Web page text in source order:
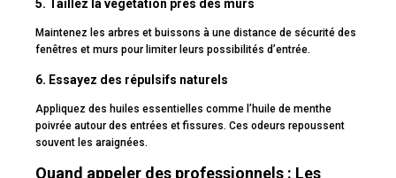
5. Taillez la végétation près des murs
Maintenez les arbres et buissons à une distance de sécurité des
fenêtres et murs pour limiter leurs possibilités d’entrée.
6. Essayez des répulsifs naturels
Appliquez des huiles essentielles comme l’huile de menthe
poivrée autour des entrées et fissures. Ces odeurs repoussent
souvent les araignées.
Quand appeler des professionnels : Les